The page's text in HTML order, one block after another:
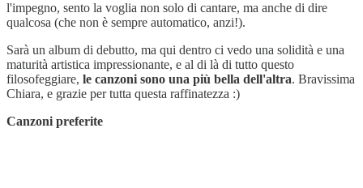
l'impegno, sento la voglia non solo di cantare, ma anche di dire
qualcosa (che non è sempre automatico, anzi!).
Sarà un album di debutto, ma qui dentro ci vedo una solidità e una
maturità artistica impressionante, e al di là di tutto questo
filosofeggiare, le canzoni sono una più bella dell'altra. Bravissima
Chiara, e grazie per tutta questa raffinatezza :)
Canzoni preferite